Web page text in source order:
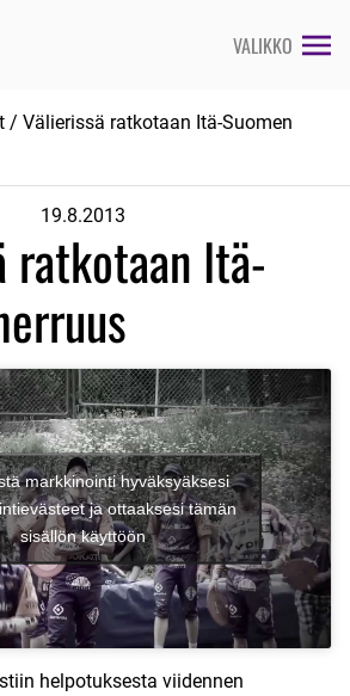
VALIKKO
/ Välierissä ratkotaan Itä-Suomen
19.8.2013
ratkotaan Itä-
markkinointi hyväksyäksesi
ja ottaaksesi tämän
sisällön käyttöön
helpotuksesta viidennen